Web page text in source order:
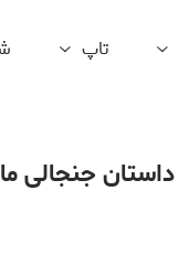
تاپ
جنجالی